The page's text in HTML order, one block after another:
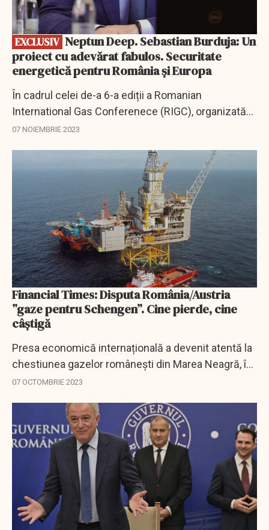
EXCLUSIV
proiect cu adevărat fabulos. Securitate
energetică pentru România şi Europa
În cadrul celei de-a 6-a ediții a Romanian
International Gas Conferenece (RIGC), organizată
de către Federația Patronală Petrol și Gaze (FPPG),
07 NOIEMBRIE 2023
Financial Times: Disputa România/Austria
”gaze pentru Schengen”. Cine pierde, cine
câștigă
Presa economică internațională a devenit atentă la
chestiunea gazelor românești din Marea Neagră, în
contextul greutăților pe care România le întâmpină
07 OCTOMBRIE 2023